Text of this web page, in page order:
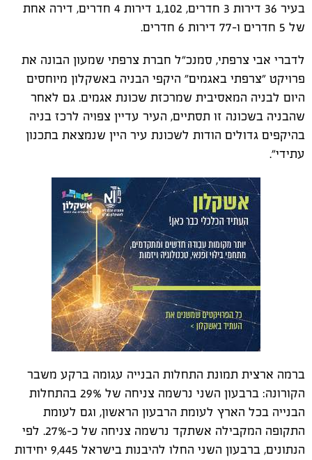
בעיר 36 דירות 3 חדרים, 1,102 דירות 4 חדרים, דירה אחת
של 5 חדרים ו-77 דירות 6 חדרים.
לדברי אבי צרפתי, סמנכ"ל חברת צרפתי שמעון הבונה את
פרויקט "צרפתי באגמים" היקפי הבניה באשקלון מיוחסים
היום לבניה המאסיבית שמרכזת שכונת אגמים. גם לאחר
שהבניה בשכונה זו תסתיים, העיר עדיין צפויה לרכז בניה
בהיקפים גדולים הודות לשכונת עיר היין שנמצאת בתכנון
עתידי".
ברמה ארצית תמונת התחלות הבנייה עגומה ברקע משבר
הקורונה: ברבעון השני נרשמה צניחה של 29% בהתחלות
הבנייה בכל הארץ לעומת הרבעון הראשון, וגם לעומת
התקופה המקבילה אשתקד נרשמה צניחה של כ-27%. לפי
הנתונים, ברבעון השני החלו להיבנות בישראל 9,445 יחידות